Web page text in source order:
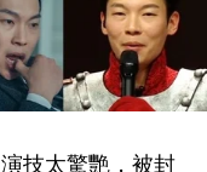
技太驚艷，被封